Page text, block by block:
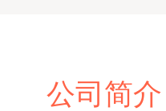
公司简